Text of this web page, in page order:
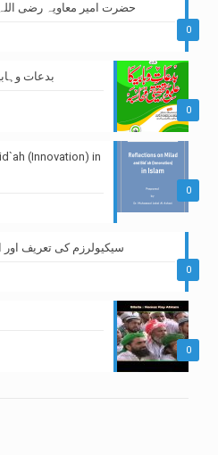
0
حضرت امیر معاویہ رضی
0
بدعات
0
(Innovation) in
0
سیکیولرزم کی تعریف
0